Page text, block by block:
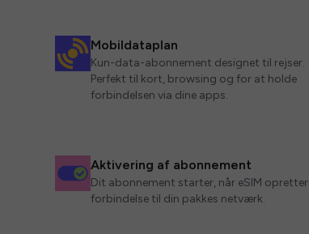
Mobildataplan
Kun-data-abonnement designet til rejser.
Perfekt til kort, browsing og for at holde
forbindelsen via dine apps.
Aktivering af abonnement
Dit abonnement starter, når eSIM opretter
forbindelse til din pakkes netværk.